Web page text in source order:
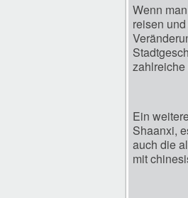
Wenn
reisen
Ein
Shaanxi,
auch die
mit